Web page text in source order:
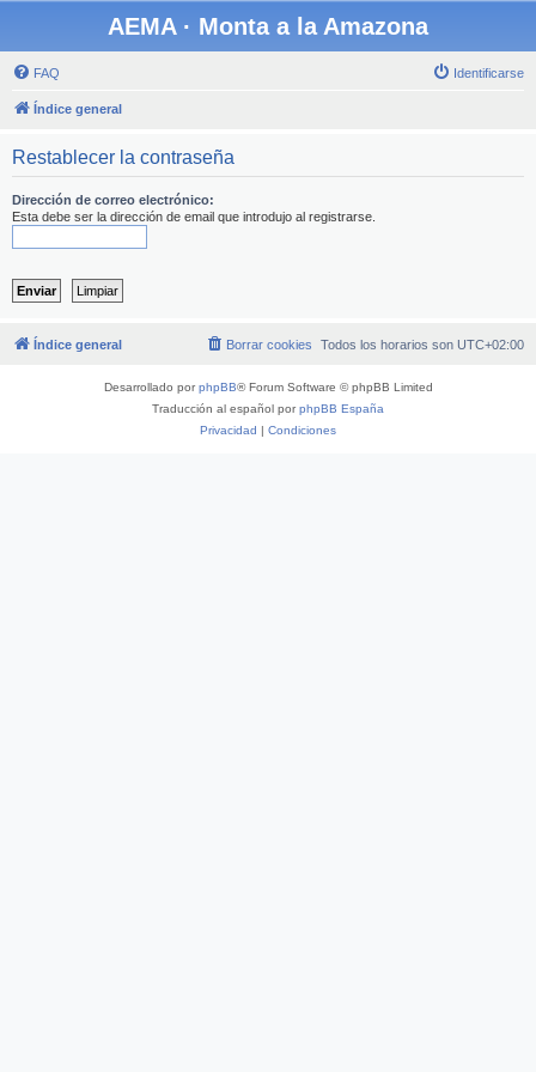
AEMA · Monta a la Amazona
FAQ Identificarse
Índice general
Restablecer la contraseña
Dirección de correo electrónico:
Esta debe ser la dirección de email que introdujo al registrarse.
Índice general Todos los horarios son UTC+02:00
Borrar cookies
Desarrollado porphpBB® Forum Software © phpBB Limited
Traducción al español porphpBB España
Privacidad | Condiciones